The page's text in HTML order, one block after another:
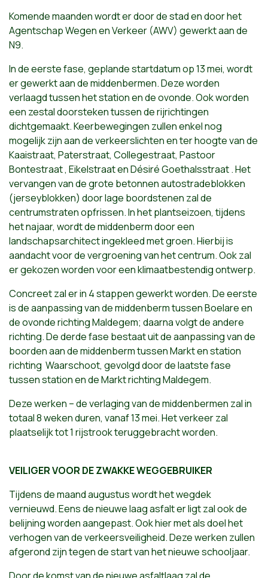
Komende maanden wordt er door de stad en door het
Agentschap Wegen en Verkeer (AWV) gewerkt aan de
N9.
In de eerste fase, geplande startdatum op 13 mei, wordt
er gewerkt aan de middenbermen. Deze worden
verlaagd tussen het station en de ovonde. Ook worden
een zestal doorsteken tussen de rijrichtingen
dichtgemaakt. Keerbewegingen zullen enkel nog
mogelijk zijn aan de verkeerslichten en ter hoogte van de
Kaaistraat, Paterstraat, Collegestraat, Pastoor
Bontestraat , Eikelstraat en Désiré Goethalsstraat . Het
vervangen van de grote betonnen autostradeblokken
(jerseyblokken) door lage boordstenen zal de
centrumstraten opfrissen. In het plantseizoen, tijdens
het najaar, wordt de middenberm door een
landschapsarchitect ingekleed met groen. Hierbij is
aandacht voor de vergroening van het centrum. Ook zal
er gekozen worden voor een klimaatbestendig ontwerp.
Concreet zal er in 4 stappen gewerkt worden. De eerste
is de aanpassing van de middenberm tussen Boelare en
de ovonde richting Maldegem; daarna volgt de andere
richting. De derde fase bestaat uit de aanpassing van de
boorden aan de middenberm tussen Markt en station
richting Waarschoot, gevolgd door de laatste fase
tussen station en de Markt richting Maldegem.
Deze werken – de verlaging van de middenbermen zal in
totaal 8 weken duren, vanaf 13 mei. Het verkeer zal
plaatselijk tot 1 rijstrook teruggebracht worden.
VEILIGER VOOR DE ZWAKKE WEGGEBRUIKER
Tijdens de maand augustus wordt het wegdek
vernieuwd. Eens de nieuwe laag asfalt er ligt zal ook de
belijning worden aangepast. Ook hier met als doel het
verhogen van de verkeersveiligheid. Deze werken zullen
afgerond zijn tegen de start van het nieuwe schooljaar.